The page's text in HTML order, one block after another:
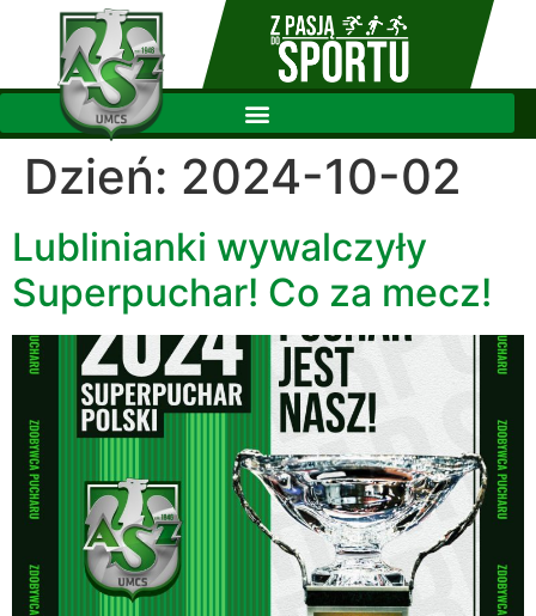
Dzień: 2024-10-02
Lublinianki wywalczyły
Superpuchar! Co za mecz!